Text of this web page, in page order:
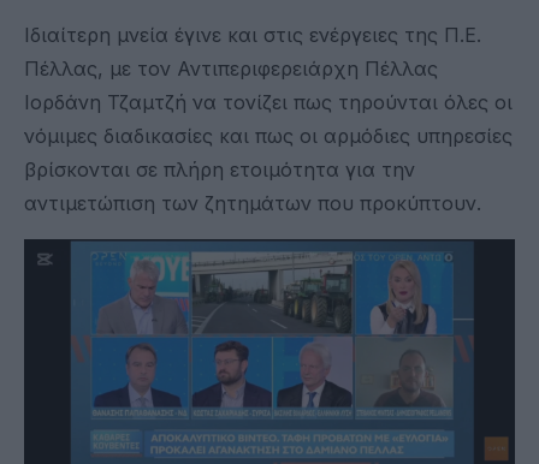
Ιδιαίτερη μνεία έγινε και στις ενέργειες της Π.Ε.
Πέλλας, με τον Αντιπεριφερειάρχη Πέλλας
Ιορδάνη Τζαμτζή να τονίζει πως τηρούνται όλες οι
νόμιμες διαδικασίες και πως οι αρμόδιες υπηρεσίες
βρίσκονται σε πλήρη ετοιμότητα για την
αντιμετώπιση των ζητημάτων που προκύπτουν.